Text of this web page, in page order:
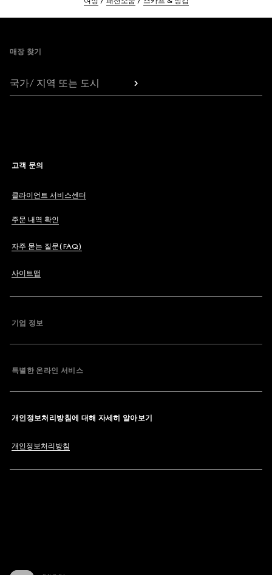
매장 찾기
국가/ 지역 또는 도시
고객 문의
클라이언트 서비스센터
주문 내역 확인
자주 묻는 질문(FAQ)
사이트맵
기업 정보
특별한 온라인 서비스
개인정보처리방침에 대해 자세히 알아보기
개인정보처리방침